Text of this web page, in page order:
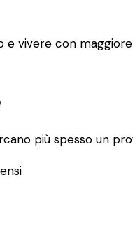
vivere con
più spesso un